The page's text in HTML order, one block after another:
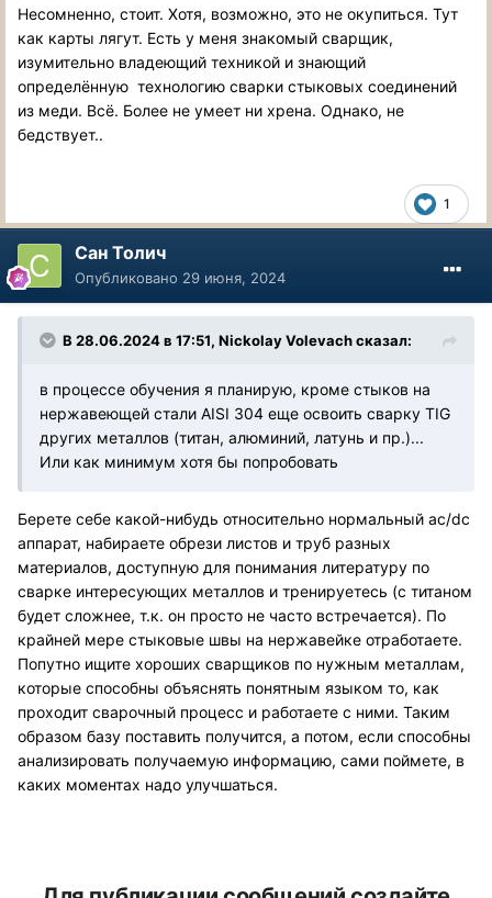
Несомненно, стоит. Хотя, возможно, это не окупиться. Тут
как карты лягут. Есть у меня знакомый сварщик,
изумительно владеющий техникой и знающий
определённую технологию сварки стыковых соединений
из меди. Всё. Более не умеет ни хрена. Однако, не
бедствует..
1
Сан Толич
Опубликовано 29 июня, 2024
В 28.06.2024 в 17:51, Nickolay Volevachсказал:
в процессе обучения я планирую, кроме стыков на
нержавеющей стали AISI 304 еще освоить сварку TIG
других металлов (титан, алюминий, латунь и пр.)...
Или как минимум хотя бы попробовать
Берете себе какой-нибудь относительно нормальный ac/dc
аппарат, набираете обрези листов и труб разных
материалов, доступную для понимания литературу по
сварке интересующих металлов и тренируетесь (с титаном
будет сложнее, т.к. он просто не часто встречается). По
крайней мере стыковые швы на нержавейке отработаете.
Попутно ищите хороших сварщиков по нужным металлам,
которые способны объяснять понятным языком то, как
проходит сварочный процесс и работаете с ними. Таким
образом базу поставить получится, а потом, если способны
анализировать получаемую информацию, сами поймете, в
каких моментах надо улучшаться.